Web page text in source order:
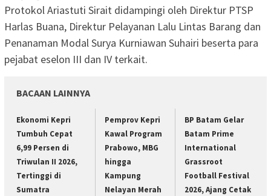
Protokol Ariastuti Sirait didampingi oleh Direktur PTSP
Harlas Buana, Direktur Pelayanan Lalu Lintas Barang dan
Penanaman Modal Surya Kurniawan Suhairi beserta para
pejabat eselon III dan IV terkait.
BACAAN LAINNYA
Ekonomi Kepri
Tumbuh Cepat
6,99 Persen di
Triwulan II 2026,
Tertinggi di
Sumatra
Pemprov Kepri
Kawal Program
Prabowo, MBG
hingga
Kampung
Nelayan Merah
BP Batam Gelar
Batam Prime
International
Grassroot
Football Festival
2026, Ajang Cetak